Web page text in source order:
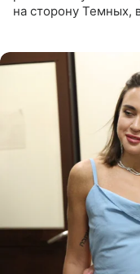
на сторону Темных,